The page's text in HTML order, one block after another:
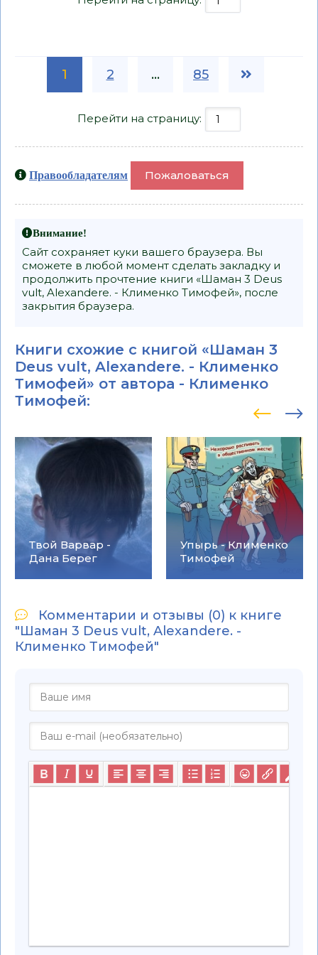
1 2 ... 85
Перейти на страницу:
Правообладателям Пожаловаться
Внимание!
Сайт сохраняет куки вашего браузера. Вы
сможете в любой момент сделать закладку и
продолжить прочтение книги «Шаман 3 Deus
vult, Alexandere. - Клименко Тимофей», после
закрытия браузера.
Книги схожие с книгой «Шаман 3
Deus vult, Alexandere. - Клименко
Тимофей» от автора - Клименко
Тимофей:
Твой Варвар -
Дана Берег
Упырь - Клименко
Тимофей
Комментарии и отзывы (0) к книге
"Шаман 3 Deus vult, Alexandere. -
Клименко Тимофей"